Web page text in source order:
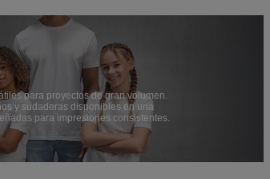
para proyectos de gran volumen.
y sudaderas disponibles en una
para impresiones consistentes.